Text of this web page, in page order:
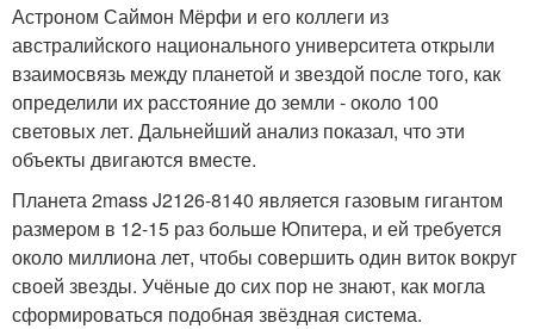
Астроном Саймон Мёрфи и его коллеги из
австралийского национального университета открыли
взаимосвязь между планетой и звездой после того, как
определили их расстояние до земли - около 100
световых лет. Дальнейший анализ показал, что эти
объекты двигаются вместе.
Планета 2mass J2126-8140 является газовым гигантом
размером в 12-15 раз больше Юпитера, и ей требуется
около миллиона лет, чтобы совершить один виток вокруг
своей звезды. Учёные до сих пор не знают, как могла
сформироваться подобная звёздная система.